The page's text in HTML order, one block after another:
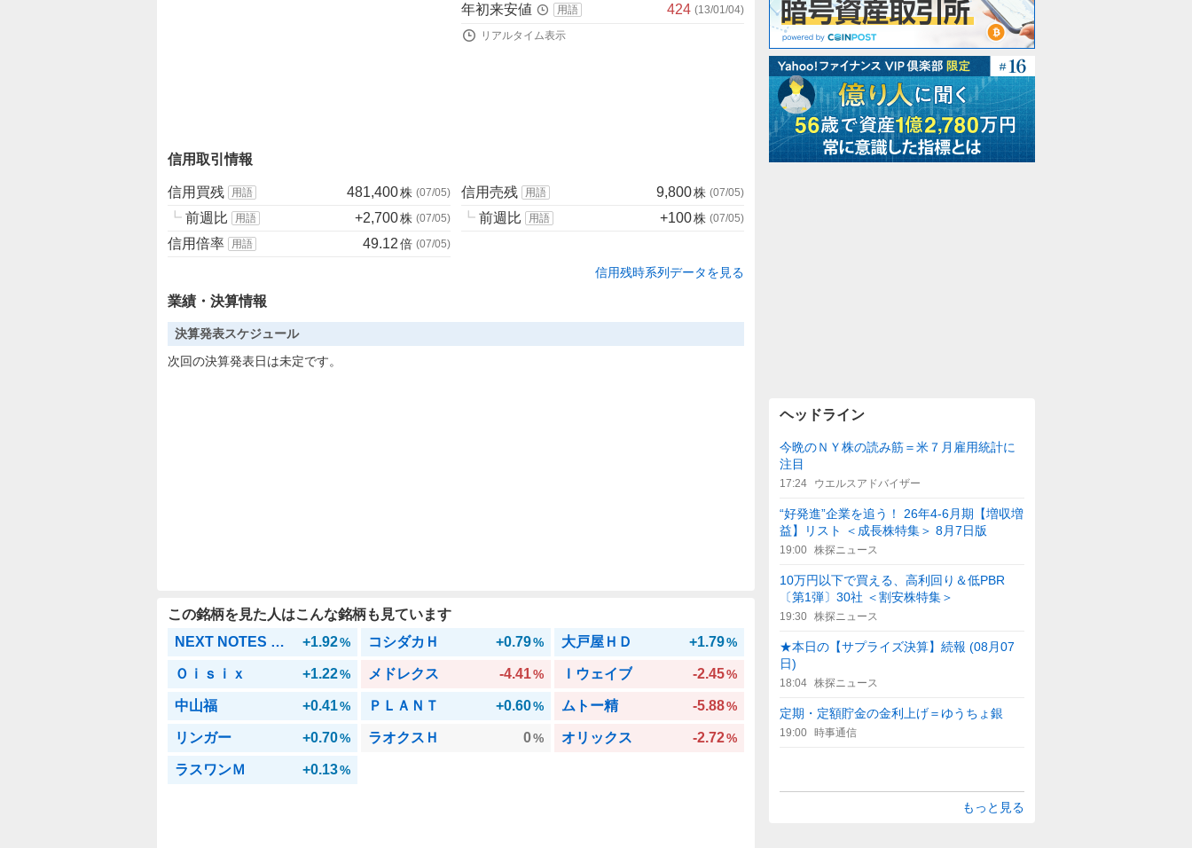
年初来安値 用語 424 (13/01/04)
リアルタイム表示
信用取引情報
信用買残 用語 481,400株 (07/05)
┗ 前週比 用語 +2,700株 (07/05)
信用倍率 用語 49.12倍 (07/05)
信用売残 用語 9,800株 (07/05)
┗ 前週比 用語 +100株 (07/05)
信用残時系列データを見る
業績・決算情報
決算発表スケジュール
次回の決算発表日は未定です。
この銘柄を見た人はこんな銘柄も見ています
NEXT NOTES ドバ原ブ
+1.92% コシダカＨ +0.79% 大戸屋ＨＤ +1.79%
Ｏｉｓｉｘ +1.22% メドレクス -4.41% Ｉウェイブ -2.45%
中山福 +0.41% ＰＬＡＮＴ +0.60% ムトー精 -5.88%
リンガー +0.70% ラオクスＨ 0% オリックス -2.72%
ラスワンＭ +0.13%
ヘッドライン
今晩のＮＹ株の読み筋＝米７月雇用統計に
注目
17:24 ウエルスアドバイザー
“好発進”企業を追う！ 26年4-6月期【増収増
益】リスト ＜成長株特集＞ 8月7日版
19:00 株探ニュース
10万円以下で買える、高利回り＆低PBR
〔第1弾〕30社 ＜割安株特集＞
19:30 株探ニュース
★本日の【サプライズ決算】続報 (08月07
日)
18:04 株探ニュース
定期・定額貯金の金利上げ＝ゆうちょ銀
19:00 時事通信
もっと見る